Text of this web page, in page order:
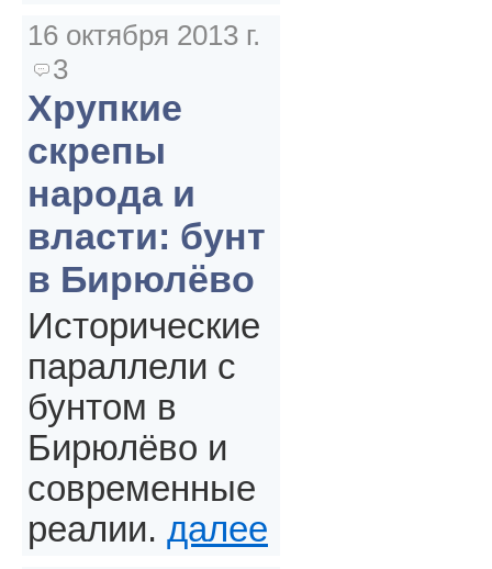
16 октября 2013 г.
3
Хрупкие
скрепы
народа и
власти: бунт
в Бирюлёво
Исторические
параллели с
бунтом в
Бирюлёво и
современные
реалии. далее